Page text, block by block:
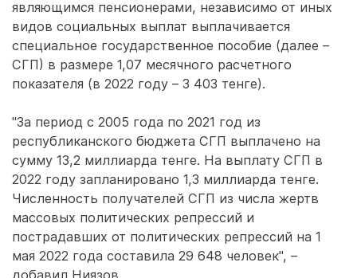
являющимся пенсионерами, независимо от иных
видов социальных выплат выплачивается
специальное государственное пособие (далее –
СГП) в размере 1,07 месячного расчетного
показателя (в 2022 году – 3 403 тенге).
"За период с 2005 года по 2021 год из
республиканского бюджета СГП выплачено на
сумму 13,2 миллиарда тенге. На выплату СГП в
2022 году запланировано 1,3 миллиарда тенге.
Численность получателей СГП из числа жертв
массовых политических репрессий и
пострадавших от политических репрессий на 1
мая 2022 года составила 29 648 человек", –
добавил Ниязов.